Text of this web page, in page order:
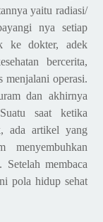
yaitu radiasi/
nya setiap
ke dokter, adek
bercerita,
menjalani operasi.
dan akhirnya
saat ketika
ada artikel yang
menyembuhkan
membaca
pola hidup sehat